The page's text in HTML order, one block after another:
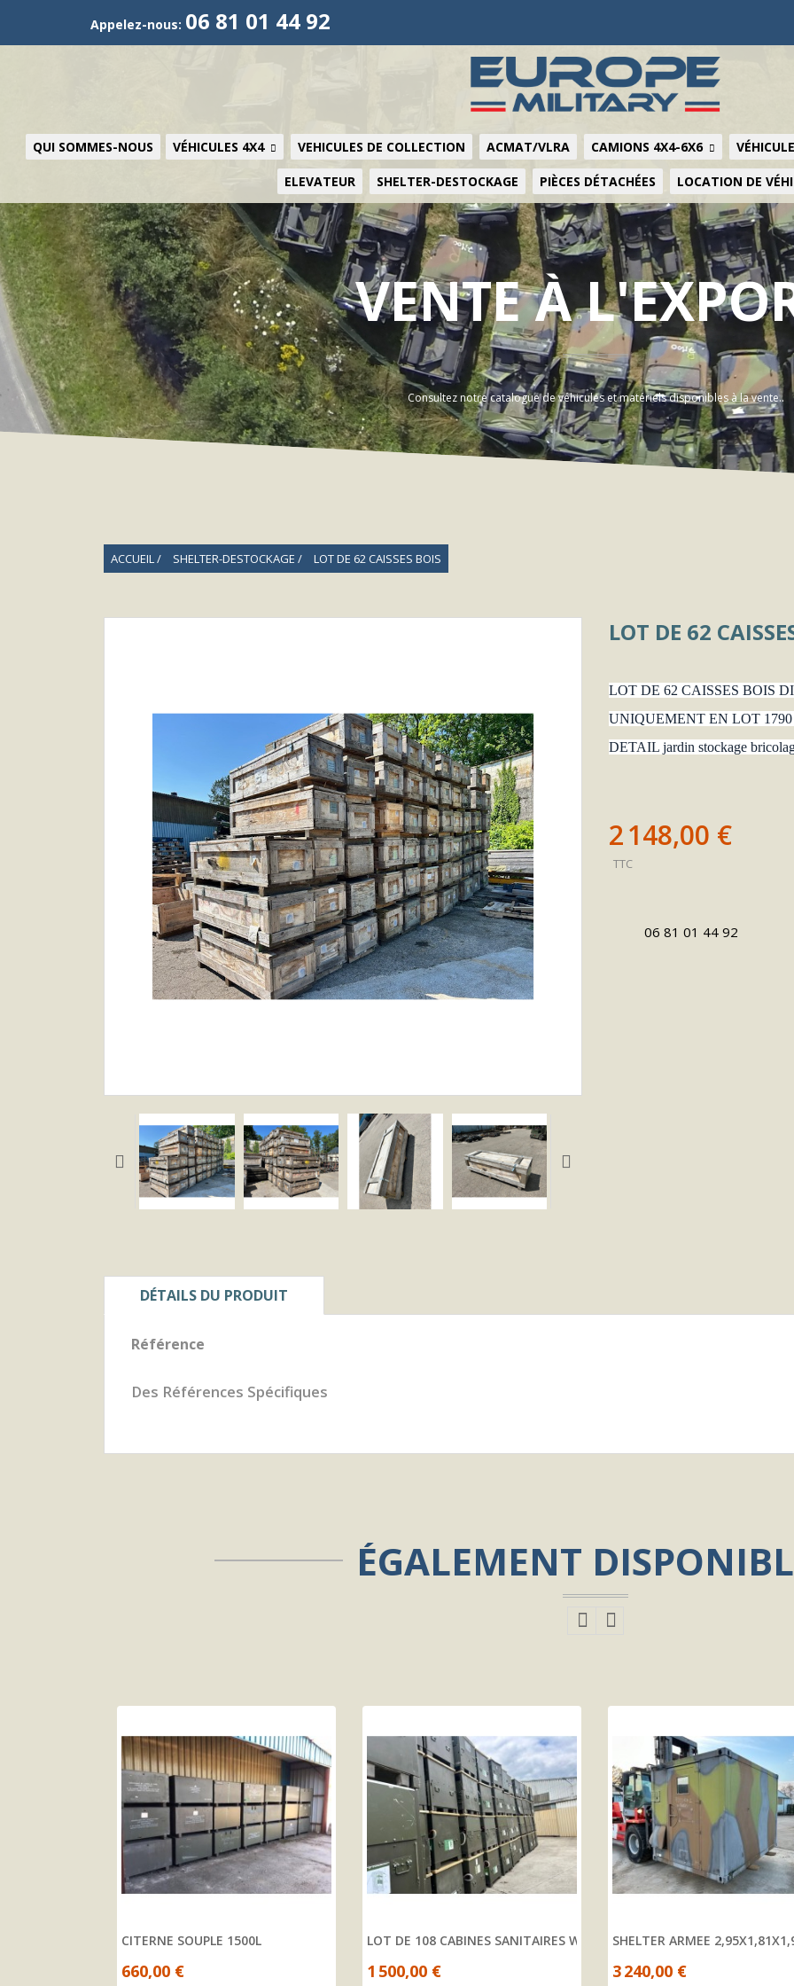
Appelez-nous: 06 81 01 44 92
QUI SOMMES-NOUS VÉHICULES 4X4 VEHICULES DE COLLECTION ACMAT/VLRA CAMIONS 4X4-6X6
ELEVATEUR SHELTER-DESTOCKAGE PIÈCES DÉTACHÉES LOCATION DE
VENTE À
Consultez notre catalogue de véhicules et matériels disponibles à la vente..
ACCUEIL SHELTER-DESTOCKAGE LOT DE 62 CAISSES BOIS
LOT DE 62
LOT DE 62 CAISSES BOIS
UNIQUEMENT EN LOT
DETAIL jardin stockage
2 148,00 €
TTC
06 81 01 44 92
DÉTAILS DU PRODUIT
Référence
Des Références Spécifiques
ÉGALEMENT
ALTERNATEUR NEUFCITERNE SOUPLE 1500L
660,00 €
LOT DE 108 CABINES SANITAIRES WC DE CAMPAGNE
1 500,00 €
SHELTER ARMEE
3 240,00 €